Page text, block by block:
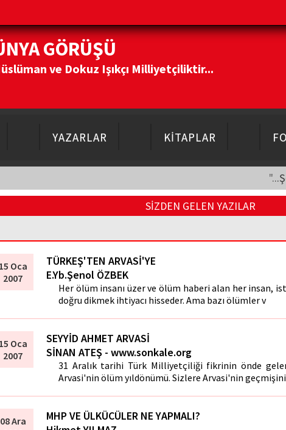
GÖRÜŞÜ
ve Dokuz Işıkçı Milliyetçiliktir...
YAZARLAR KİTAPLAR
SİZDEN GELEN YAZILAR
15 Oca
2007
TÜRKEŞ'TEN ARVASİ'YE
E.Yb.Şenol ÖZBEK
Her ölüm insanı üzer ve ölüm haberi alan her insan,
doğru dikmek ihtiyacı hisseder. Ama bazı ölümler v
15 Oca
2007
SEYYİD AHMET ARVASİ
SİNAN ATEŞ - www.sonkale.org
31 Aralık tarihi Türk Milliyetçiliği fikrinin önde
Arvasi'nin ölüm yıldönümü. Sizlere Arvasi'nin
08 Ara
MHP VE ÜLKÜCÜLER NE YAPMALI?